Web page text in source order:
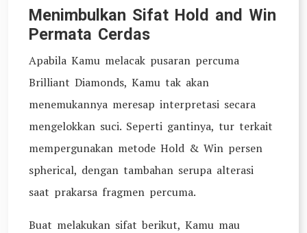
Menimbulkan Sifat Hold and Win
Permata Cerdas
Apabila Kamu melacak pusaran percuma
Brilliant Diamonds, Kamu tak akan
menemukannya meresap interpretasi secara
mengelokkan suci. Seperti gantinya, tur terkait
mempergunakan metode Hold & Win persen
spherical, dengan tambahan serupa alterasi
saat prakarsa fragmen percuma.
Buat melakukan sifat berikut, Kamu mau